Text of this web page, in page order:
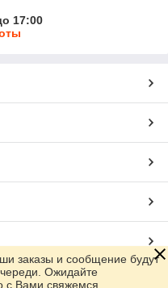
17:00
заказы и сообщение будут
Ожидайте
с Вами свяжемся.